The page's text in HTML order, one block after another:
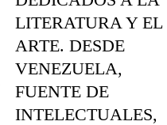
LITERATURA Y EL
ARTE. DESDE
VENEZUELA,
FUENTE DE
INTELECTUALES,